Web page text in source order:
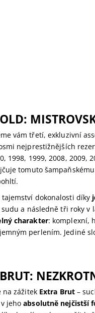
vám třetí, exkluzivní
nejprestižnějších
1998, 1999, 2008, 2009,
tomuto
dokonalosti díky
sudu a následně tři roky
charakter: komplexní,
perlením. Jediné
na zážitek Extra Brut–
v jehoabsolutně nejčistší